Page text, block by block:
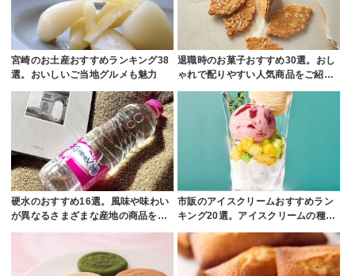
宮崎のお土産おすすめランキング38
選。おいしいご当地グルメも魅力
退職時のお菓子おすすめ30選。おし
ゃれで配りやすい人気商品をご紹…
硬水のおすすめ16選。風味や味わい
が異なるさまざまな産地の商品を…
市販のアイスクリームおすすめラン
キング20選。アイスクリームの種…